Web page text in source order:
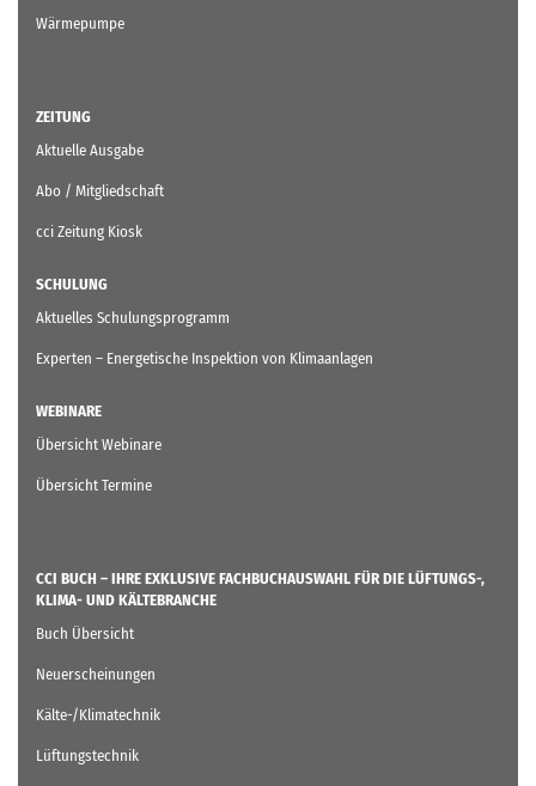
Wärmepumpe
ZEITUNG
Aktuelle Ausgabe
Abo / Mitgliedschaft
cci Zeitung Kiosk
SCHULUNG
Aktuelles Schulungsprogramm
Experten – Energetische Inspektion von Klimaanlagen
WEBINARE
Übersicht Webinare
Übersicht Termine
CCI BUCH – IHRE EXKLUSIVE FACHBUCHAUSWAHL FÜR DIE LÜFTUNGS-,
KLIMA- UND KÄLTEBRANCHE
Buch Übersicht
Neuerscheinungen
Kälte-/Klimatechnik
Lüftungstechnik